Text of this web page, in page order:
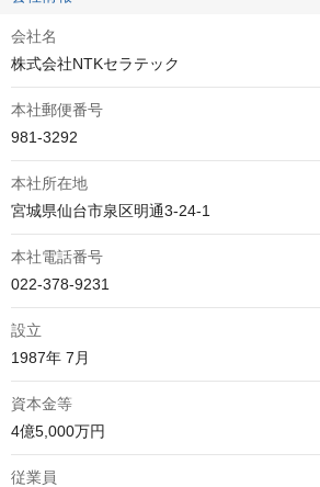
会社名
株式会社NTKセラテック
本社郵便番号
981-3292
本社所在地
宮城県仙台市泉区明通3-24-1
本社電話番号
設立
1987年 7月
資本金等
4億5,000万円
従業員